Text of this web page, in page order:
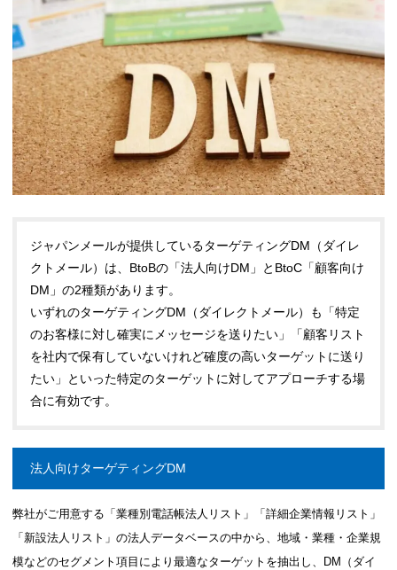
ジャパンメールが提供しているターゲティングDM（ダイレ
クトメール）は、BtoBの「法人向けDM」とBtoC「顧客向け
DM」の2種類があります。
いずれのターゲティングDM（ダイレクトメール）も「特定
のお客様に対し確実にメッセージを送りたい」「顧客リスト
を社内で保有していないけれど確度の高いターゲットに送り
たい」といった特定のターゲットに対してアプローチする場
合に有効です。
法人向けターゲティングDM
弊社がご用意する「業種別電話帳法人リスト」「詳細企業情報リスト」
「新設法人リスト」の法人データベースの中から、地域・業種・企業規
模などのセグメント項目により最適なターゲットを抽出し、DM（ダイ